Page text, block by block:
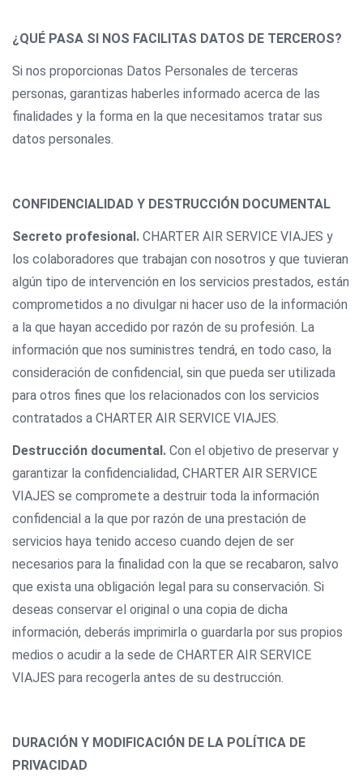
¿QUÉ PASA SI NOS FACILITAS DATOS DE TERCEROS?
Si nos proporcionas Datos Personales de terceras
personas, garantizas haberles informado acerca de las
finalidades y la forma en la que necesitamos tratar sus
datos personales.
CONFIDENCIALIDAD Y DESTRUCCIÓN DOCUMENTAL
Secreto profesional. CHARTER AIR SERVICE VIAJES y
los colaboradores que trabajan con nosotros y que tuvieran
algún tipo de intervención en los servicios prestados, están
comprometidos a no divulgar ni hacer uso de la información
a la que hayan accedido por razón de su profesión. La
información que nos suministres tendrá, en todo caso, la
consideración de confidencial, sin que pueda ser utilizada
para otros fines que los relacionados con los servicios
contratados a CHARTER AIR SERVICE VIAJES.
Destrucción documental. Con el objetivo de preservar y
garantizar la confidencialidad, CHARTER AIR SERVICE
VIAJES se compromete a destruir toda la información
confidencial a la que por razón de una prestación de
servicios haya tenido acceso cuando dejen de ser
necesarios para la finalidad con la que se recabaron, salvo
que exista una obligación legal para su conservación. Si
deseas conservar el original o una copia de dicha
información, deberás imprimirla o guardarla por sus propios
medios o acudir a la sede de CHARTER AIR SERVICE
VIAJES para recogerla antes de su destrucción.
DURACIÓN Y MODIFICACIÓN DE LA POLÍTICA DE
PRIVACIDAD